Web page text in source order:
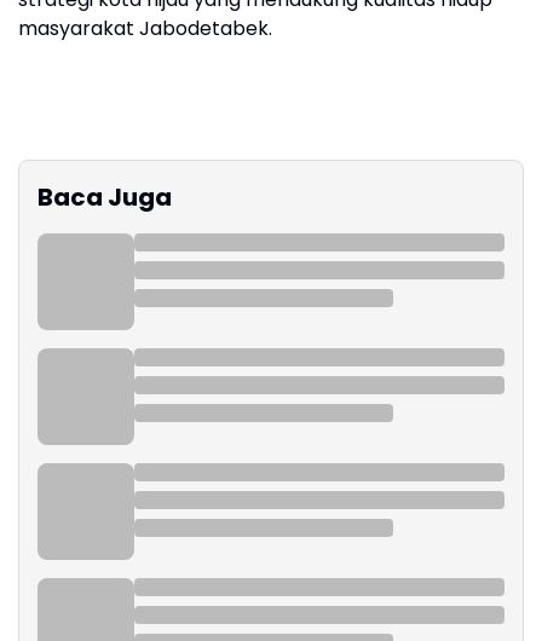
masyarakat Jabodetabek.
Baca Juga